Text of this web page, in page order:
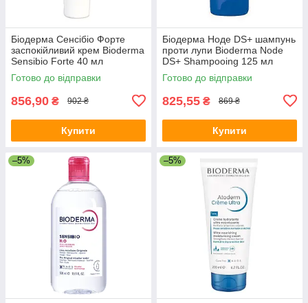
Біодерма Сенсібіо Форте
заспокійливий крем Bioderma
Sensibio Forte 40 мл
Готово до відправки
856,90 ₴ 902 ₴
Купити
Біодерма Ноде DS+ шампунь
проти лупи Bioderma Node
DS+ Shampooing 125 мл
Готово до відправки
825,55 ₴ 869 ₴
Купити
–5% –5%